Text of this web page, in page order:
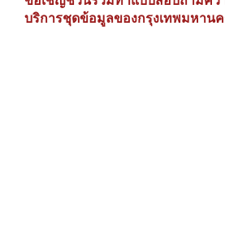
บริการชุดข้อมูลของกรุงเทพมหาน